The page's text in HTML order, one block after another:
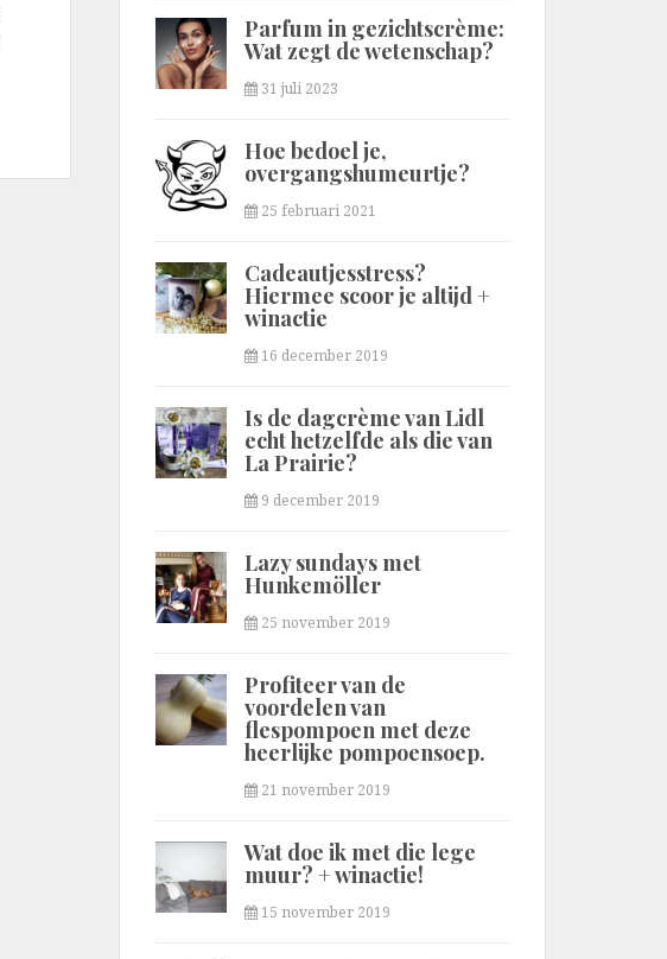
Parfum in gezichtscrème:
Wat zegt de wetenschap?
31 juli 2023
Hoe bedoel je,
overgangshumeurtje?
25 februari 2021
Cadeautjesstress?
Hiermee scoor je altijd +
winactie
16 december 2019
Is de dagcrème van Lidl
echt hetzelfde als die van
La Prairie?
9 december 2019
Lazy sundays met
Hunkemöller
25 november 2019
Profiteer van de
voordelen van
flespompoen met deze
heerlijke pompoensoep.
21 november 2019
Wat doe ik met die lege
muur? + winactie!
15 november 2019